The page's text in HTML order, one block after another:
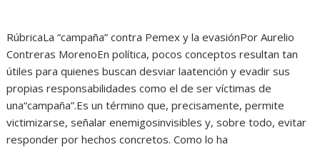
RúbricaLa “campaña” contra Pemex y la evasiónPor Aurelio
Contreras MorenoEn política, pocos conceptos resultan tan
útiles para quienes buscan desviar laatención y evadir sus
propias responsabilidades como el de ser víctimas de
una“campaña”.Es un término que, precisamente, permite
victimizarse, señalar enemigosinvisibles y, sobre todo, evitar
responder por hechos concretos. Como lo ha